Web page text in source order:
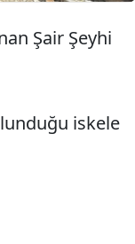
Şair Şeyhi
iskele